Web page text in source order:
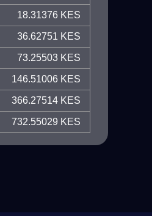
18.31376 KES
36.62751 KES
73.25503 KES
146.51006 KES
366.27514 KES
732.55029 KES